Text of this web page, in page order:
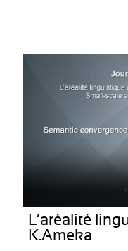
L’aréalité
K.Ameka